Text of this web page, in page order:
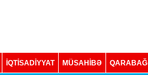
İQTISADIYYAT MÜSAHİBƏ QARABAĞ